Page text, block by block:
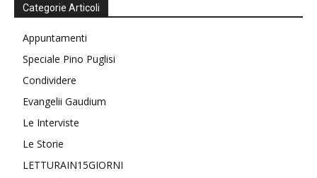
Categorie Articoli
Appuntamenti
Speciale Pino Puglisi
Condividere
Evangelii Gaudium
Le Interviste
Le Storie
LETTURAIN15GIORNI